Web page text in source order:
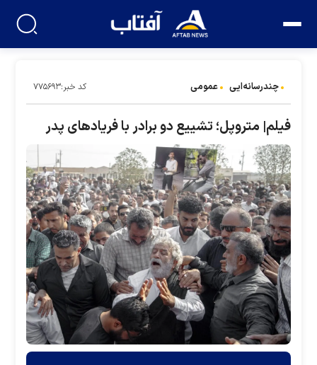
چندرسانه‌ایی عمومی کد خبر:۷۷۵۶۹۳
فیلم| متروپل؛ تشییع دو برادر با فریاد‌های پدر